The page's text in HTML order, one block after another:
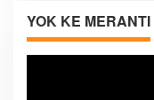
YOK KE MERANTI